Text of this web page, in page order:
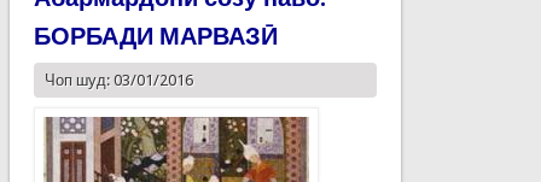
БОРБАДИ МАРВАЗӢ
Чоп шуд: 03/01/2016